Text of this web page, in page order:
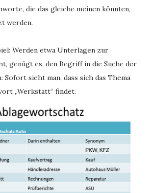
die das gleiche meinen könnten,
werden.
Werden etwa Unterlagen zur
genügt es, den Begriff in die Suche der
Sofort sieht man, dass sich das Thema
„Werkstatt“ findet.